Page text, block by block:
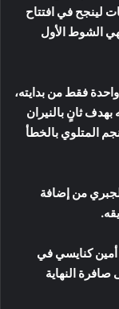
لينجح في افتتاح
بوصيدة في الدقيقة 22، لينتهي الشوط الأول
فقط من بدايته،
ثانٍ بالنيران
المتلوي بالخطأ
من إضافة
كنايسي في
صافرة النهاية